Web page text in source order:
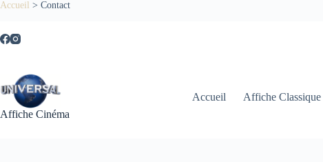
Accueil > Contact
Affiche Cinéma
Accueil Affiche Classique